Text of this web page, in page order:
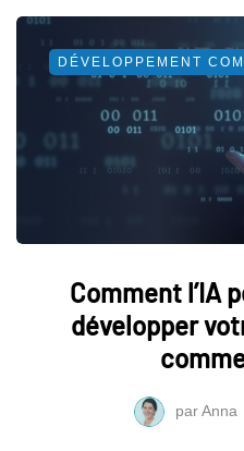
DÉVELOPPEMENT
Comment l’IA
développer
parAnna